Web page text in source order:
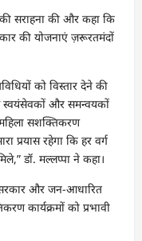
सराहना की और कहा कि
की योजनाएं ज़रूरतमंदों
को विस्तार देने की
स्वयंसेवकों और समन्वयकों
सशक्तिकरण
प्रयास रहेगा कि हर वर्ग
डॉ. मल्लप्पा ने कहा।
और जन-आधारित
कार्यक्रमों को प्रभावी